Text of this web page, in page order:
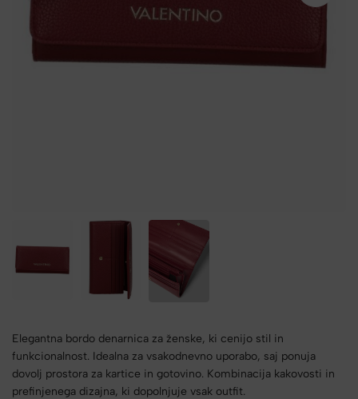
Elegantna bordo denarnica za ženske, ki cenijo stil in
funkcionalnost. Idealna za vsakodnevno uporabo, saj ponuja
dovolj prostora za kartice in gotovino. Kombinacija kakovosti in
prefinjenega dizajna, ki dopolnjuje vsak outfit.